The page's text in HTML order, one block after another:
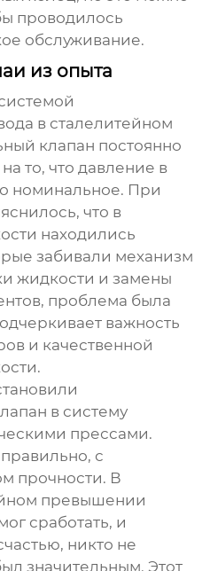
проводилось
обслуживание.
из опыта
в сталелитейном
клапан постоянно
то, что давление в
номинальное. При
что в
находились
забивали механизм
жидкости и замены
проблема была
важность
и качественной
в систему
прессами.
с
прочности. В
превышении
сработать, и
никто не
значительным. Этот